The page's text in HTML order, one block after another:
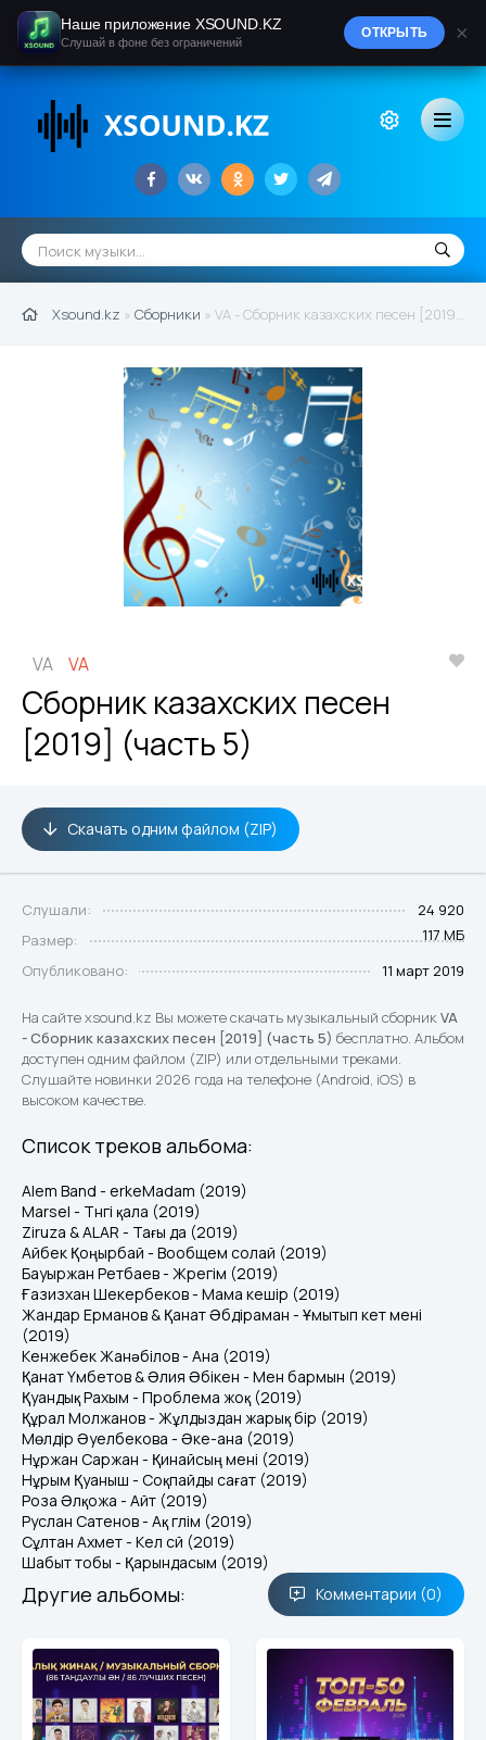
Xsound.kz » Сборники » VA - Сборник казахских песен [2019] (часть 5)
VA VA
Сборник казахских песен
[2019] (часть 5)
Скачать одним файлом (ZIP)
Слушали:
24 920
Размер:
117 МБ
Опубликовано:
11 март 2019
На сайте xsound.kz Вы можете скачать музыкальный сборникVA
- Сборник казахских песен [2019] (часть 5) бесплатно. Альбом
доступен одним файлом (ZIP) или отдельными треками.
Слушайте новинки 2026 года на телефоне (Android, iOS) в
высоком качестве.
Список треков альбома:
Alem Band - erkeMadam (2019)
Marsel - Түнгі қала (2019)
Ziruza & ALAR - Тағы да (2019)
Айбек Қоңырбай - Вообщем солай (2019)
Бауыржан Ретбаев - Жүрегім (2019)
Ғазизхан Шекербеков - Мама кешір (2019)
Жандар Ерманов & Қанат Әбдіраман - Ұмытып кет мені
(2019)
Кенжебек Жанәбілов - Ана (2019)
Қанат Үмбетов & Әлия Әбікен - Мен бармын (2019)
Қуандық Рахым - Проблема жоқ (2019)
Құрал Молжанов - Жұлдыздан жарық бір (2019)
Мөлдір Әуелбекова - Әке-ана (2019)
Нұржан Саржан - Қинайсың мені (2019)
Нұрым Қуаныш - Соқпайды сағат (2019)
Роза Әлқожа - Айт (2019)
Руслан Сатенов - Ақ гүлім (2019)
Сұлтан Ахмет - Кел сүй (2019)
Шабыт тобы - Қарындасым (2019)
Другие альбомы: Комментарии (0)
Наше приложение XSOUND.KZ
Слушай в фоне без ограничений
ОТКРЫТЬ ×